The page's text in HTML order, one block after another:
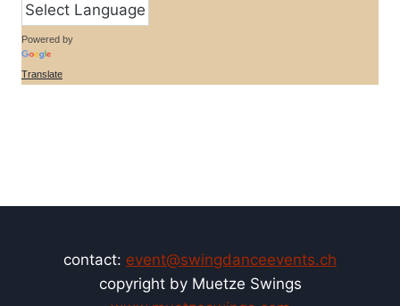
Powered by
Translate
contact: event@swingdanceevents.ch
copyright by Muetze Swings